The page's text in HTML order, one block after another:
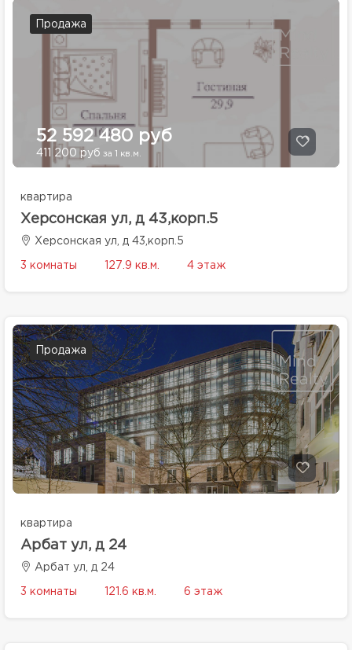
Продажа
52 592 480 руб
411 200 руб за 1 кв.м.
квартира
Херсонская ул, д 43,корп.5
Херсонская ул, д 43,корп.5
3 комнаты 127.9 кв.м. 4 этаж
Продажа
квартира
Арбат ул, д 24
Арбат ул, д 24
3 комнаты 121.6 кв.м. 6 этаж